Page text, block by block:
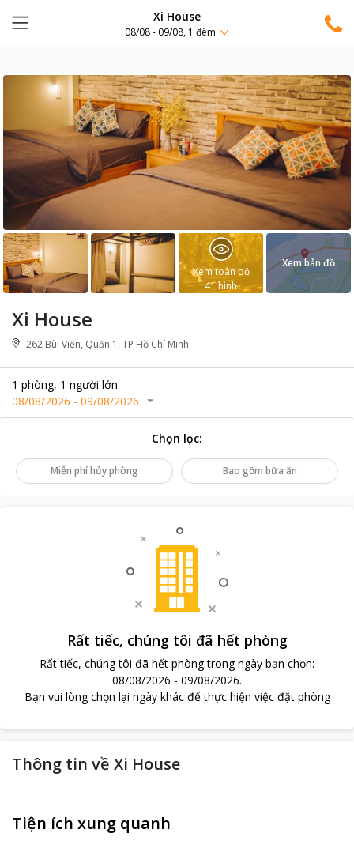
Xi House
08/08 - 09/08, 1 đêm
Xi House
262 Bùi Viện, Quận 1, TP Hồ Chí Minh
1 phòng, 1 người lớn
08/08/2026 - 09/08/2026
Xem toàn bộ
41hình
Xem bản đồ
Chọn lọc:
Miễn phí hủy phòng Bao gồm bữa ăn
Rất tiếc, chúng tôi đã hết phòng
Rất tiếc, chúng tôi đã hết phòng trong ngày bạn chọn:
08/08/2026 - 09/08/2026.
Bạn vui lòng chọn lại ngày khác để thực hiện việc đặt phòng
Thông tin về Xi House
Tiện ích xung quanh